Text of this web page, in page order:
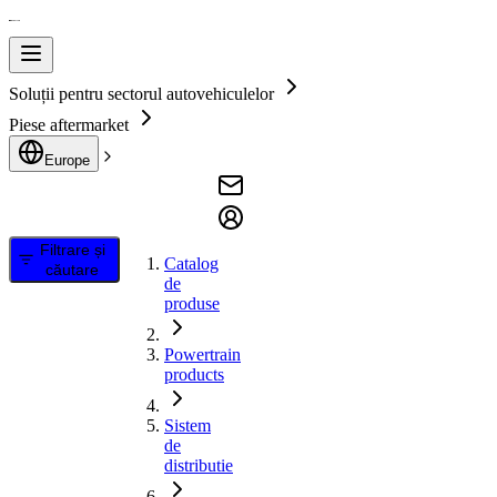
Soluții pentru sectorul autovehiculelor
Piese aftermarket
Europe
Filtrare și
căutare
Catalog
de
produse
Powertrain
products
Sistem
de
distributie